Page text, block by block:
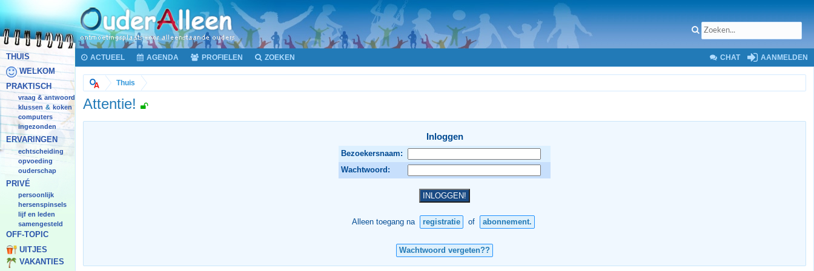
THUIS
WELKOM
PRAKTISCH
vraag & antwoord
klussen & koken
computers
ingezonden
ERVARINGEN
echtscheiding
opvoeding
ouderschap
PRIVÉ
persoonlijk
hersenspinsels
lijf en leden
samengesteld
OFF-TOPIC
UITJES
VAKANTIES
ACTUEEL AGENDA PROFIELEN ZOEKEN CHAT AANMELDEN
Thuis
Attentie!
Inloggen
Bezoekersnaam:
Wachtwoord:
Alleen toegang na registratie of abonnement.
Wachtwoord vergeten??